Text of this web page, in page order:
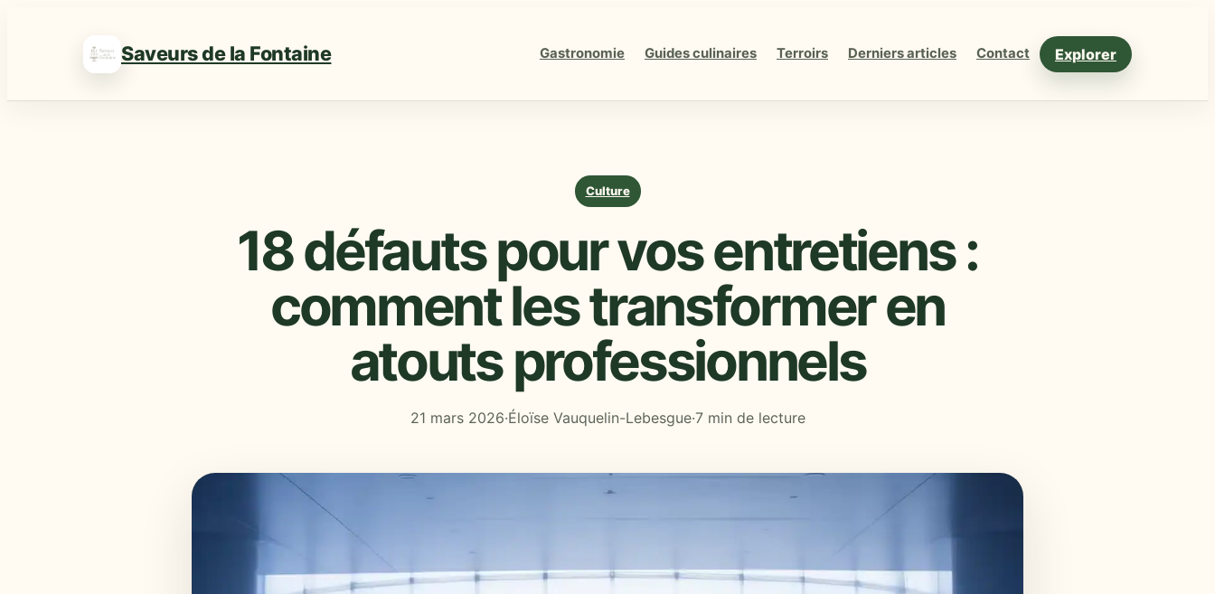
Saveurs de la Fontaine Gastronomie Guides culinaires Terroirs Derniers articles Contact Explorer
Culture
18 défauts pour vos entretiens :
comment les transformer en
atouts professionnels
21 mars 2026·Éloïse Vauquelin-Lebesgue·7 min de lecture